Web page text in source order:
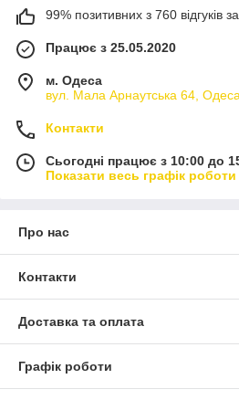
99% позитивних з 760 відгуків за
Працює з 25.05.2020
м. Одеса
вул. Мала Арнаутська 64,
Контакти
Сьогодні працює з 10:00 до
Показати весь графік роботи
Про нас
Контакти
Доставка та оплата
Графік роботи